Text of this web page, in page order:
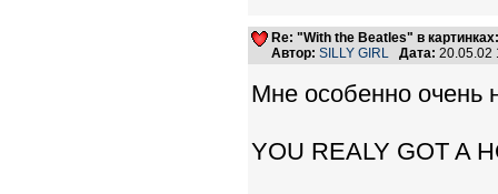
Re: "With the Beatles" в
Автор: SILLY GIRL Дата:
Мне особенно очень
YOU REALY GOT A